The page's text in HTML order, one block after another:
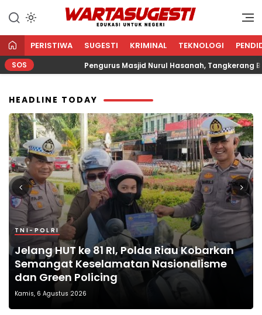
WARTA
SUGESTI √
EDUKASI
UNTUK NEGERI
Edukasi Untuk Negeri
PERISTIWA SUGESTI KRIMINAL TEKNOLOGI
SOSPengurus Masjid Nurul Hasanah, Tangkerang Barat Salurkan
HEADLINE TODAY
TNI-POLRI
Jelang HUT ke 81 RI, Polda Riau Kobarkan
Semangat Keselamatan Nasionalisme
dan Green Policing
POLITIK
Muhammad Fadel Variza DPRD Riau Gelar
Reses Jemput Aspirasi di Tangkerang
Barat
Kamis, 6 Agustus 2026
DAERAH
Bupati Ayu Asalasiyah Buka Monev 10
Program Pokok PKK 2026 di Buay Bahuga
TNI-POLRI
Kapolres Way Kanan Pimpin Pisah Sambut
Didik Kurnianto dan Ramadhona
HUKUM
Kejari Way Kanan Dalam Sorotan Tuntut
Terdakwa Tambang Emas Ilegal Hanya 1
Tahun Penjara